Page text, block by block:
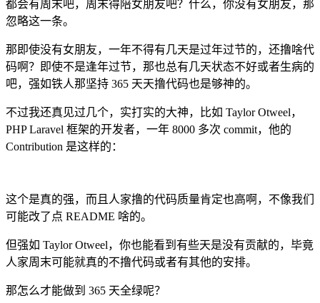
都会有周末吧，周末得陪女朋友吧？什么，你没有女朋友，那
忽略这一条。
那即使没有女朋友，一年不得有几天是过年过节的，还撸啥代
码啊？即使不是逢年过节，那也总有几天状态不好或者生病的
吧，强如铁人那坚持 365 天天撸代码也是够神的。
不过我还真见过几个，实打实的大神，比如 Taylor Otweel，
PHP Laravel 框架的开发者，一年 8000 多次 commit，他的
Contribution 是这样的：
这个是真的强，而且人家撸的代码质量肯定也高啊，不像我们
可能改了点 README 啥的。
但强如 Taylor Otweel，你也能看到有些天是没有贡献的，毕竟
人家周末可能就真的不撸代码或者有其他的安排。
那怎么才能做到 365 天全绿呢？